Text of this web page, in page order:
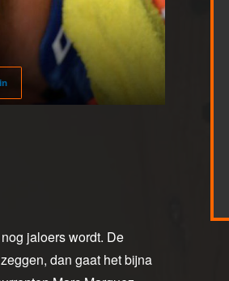
jaloers wordt. De
dan gaat het bijna